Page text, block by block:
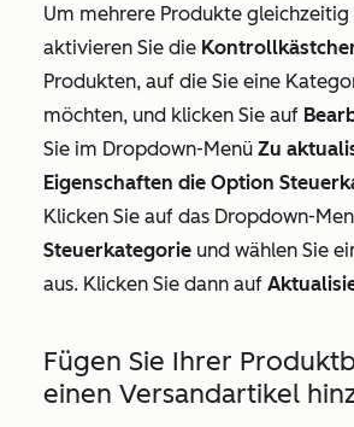
Um mehrere Produkte
aktivieren Sie die
Produkten, auf die Sie eine
möchten, und klicken Sie auf
Sie im Dropdown-Menü Zu
Eigenschaften die Option
Klicken Sie auf das Dropdown-
Steuerkategorie und wählen Sie
aus. Klicken Sie dann auf
Fügen Sie Ihrer
einen Versandartikel